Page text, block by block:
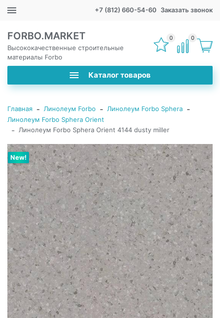
+7 (812) 660-54-60 Заказать звонок
FORBO.MARKET
Высококачественные строительные
материалы Forbo
Каталог товаров
0 0
Главная - Линолеум Forbo - Линолеум Forbo Sphera -
Линолеум Forbo Sphera Orient
- Линолеум Forbo Sphera Orient 4144 dusty miller
New!